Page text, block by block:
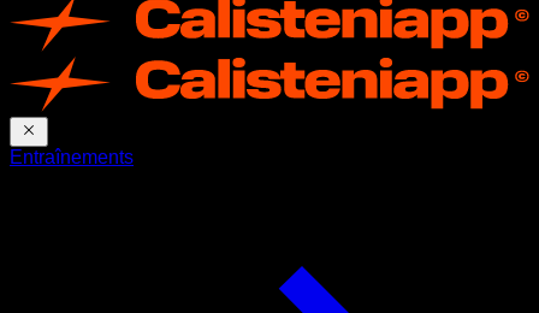
Entraînements